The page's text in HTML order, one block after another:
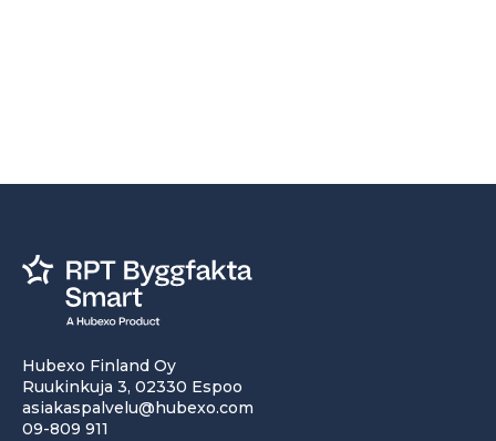
Hubexo Finland Oy
Ruukinkuja 3, 02330 Espoo
asiakaspalvelu@hubexo.com
09-809 911